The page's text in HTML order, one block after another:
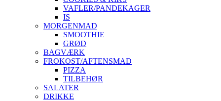
VAFLER/PANDEKAGER
IS
MORGENMAD
SMOOTHIE
GRØD
BAGVÆRK
FROKOST/AFTENSMAD
PIZZA
TILBEHØR
SALATER
DRIKKE